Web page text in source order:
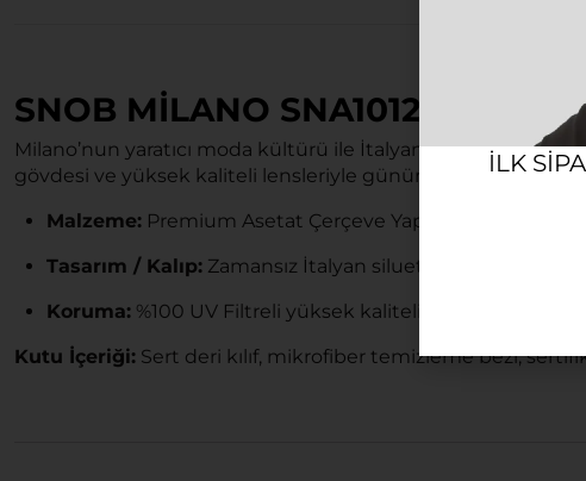
SNOB MILANO SNA1012 UNISEX
Milano’nun yaratıcı moda kültürü ile İtalyan tasarım
gövdesi ve yüksek kaliteli lensleriyle günün her saati
Malzeme: Premium Asetat Çerçeve Yapısı
Tasarım / Kalıp: Zamansız İtalyan silueti, %100 Unisex
Koruma: %100 UV Filtreli yüksek kaliteli lüks lensler
Kutu İçeriği: Sert deri kılıf, mikrofiber temizleme bezi,
ILK